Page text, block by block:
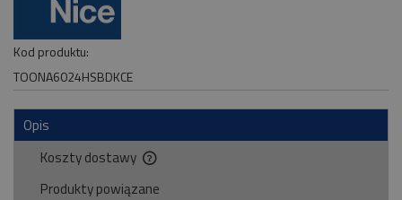
Kod produktu:
TOONA6024HSBDKCE
Opis
Koszty dostawy
Cena nie zawiera ewentualnych kosztów płatności
Produkty powiązane